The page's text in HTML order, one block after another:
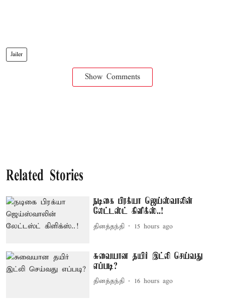
Jailer
Show Comments
Related Stories
நடிகை பிரக்யா ஜெய்ஸ்வாலின்
லேட்டஸ்ட் கிளிக்ஸ்..!
தினத்தந்தி 15 hours ago
சுவையான தயிர் இட்லி செய்வது
எப்படி?
தினத்தந்தி 16 hours ago